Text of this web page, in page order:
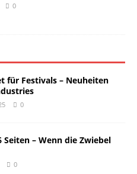
0
für Festivals – Neuheiten
0
Seiten – Wenn die Zwiebel
0